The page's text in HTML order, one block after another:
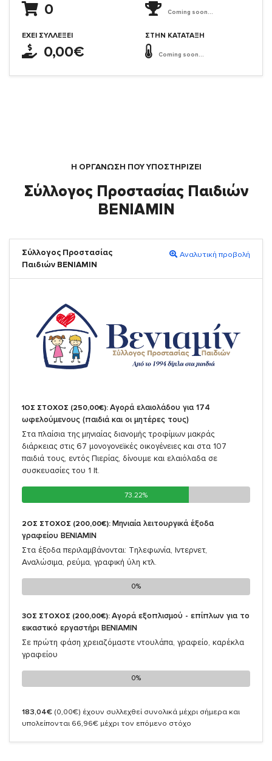
0
ΈΧΕΙ ΣΥΛΛΈΞΕΙ
0,00€
Coming soon...
ΣΤΗΝ ΚΑΤΆΤΑΞΗ
Coming soon...
Η ΟΡΓΆΝΩΣΗ ΠΟΥ ΥΠΟΣΤΗΡΙΖΕΙ
Σύλλογος Προστασίας Παιδιών
ΒΕΝΙΑΜΙΝ
Σύλλογος Προστασίας
Παιδιών ΒΕΝΙΑΜΙΝ
Αναλυτική προβολή
1ΟΣ ΣΤΟΧΟΣ (250,00€): Αγορά ελαιολάδου για 174
ωφελούμενους (παιδιά και οι μητέρες τους)
Στα πλαίσια της μηνιαίας διανομής τροφίμων μακράς
διάρκειας στις 67 μονογονεϊκές οικογένειες και στα 107
παιδιά τους, εντός Πιερίας, δίνουμε και ελαιόλαδα σε
συσκευασίες του 1 lt.
73.22%
73.22%
2ΟΣ ΣΤΟΧΟΣ (200,00€): Μηνιαία λειτουργικά έξοδα
γραφείου ΒΕΝΙΑΜΙΝ
Στα έξοδα περιλαμβάνονται: Τηλεφωνία, Ιντερνετ,
Αναλώσιμα, ρεύμα, γραφική ύλη κτλ.
0%
0%
3ΟΣ ΣΤΟΧΟΣ (200,00€): Αγορά εξοπλισμού - επίπλων για το
εικαστικό εργαστήρι ΒΕΝΙΑΜΙΝ
Σε πρώτη φάση χρειαζόμαστε ντουλάπα, γραφείο, καρέκλα
γραφείου
0%
0%
183,04€ (0,00€) έχουν συλλεχθεί συνολικά μέχρι σήμερα και
υπολείπονται 66,96€ μέχρι τον επόμενο στόχο